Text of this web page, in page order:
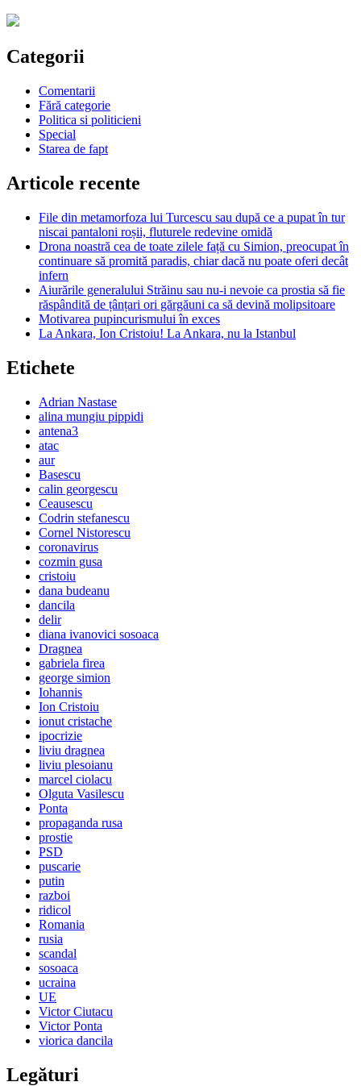
Categorii
Comentarii
Fără categorie
Politica si politicieni
Special
Starea de fapt
Articole recente
File din metamorfoza lui Turcescu sau după ce a pupat în tur
niscai pantaloni roșii, fluturele redevine omidă
Drona noastră cea de toate zilele față cu Simion, preocupat în
continuare să promită paradis, chiar dacă nu poate oferi decât
infern
Aiurările generalului Străinu sau nu-i nevoie ca prostia să fie
răspândită de țânțari ori gărgăuni ca să devină molipsitoare
Motivarea pupincurismului în exces
La Ankara, Ion Cristoiu! La Ankara, nu la Istanbul
Etichete
Adrian Nastase
alina mungiu pippidi
antena3
atac
aur
Basescu
calin georgescu
Ceausescu
Codrin stefanescu
Cornel Nistorescu
coronavirus
cozmin gusa
cristoiu
dana budeanu
dancila
delir
diana ivanovici sosoaca
Dragnea
gabriela firea
george simion
Iohannis
Ion Cristoiu
ionut cristache
ipocrizie
liviu dragnea
liviu plesoianu
marcel ciolacu
Olguta Vasilescu
Ponta
propaganda rusa
prostie
PSD
puscarie
putin
razboi
ridicol
Romania
rusia
scandal
sosoaca
ucraina
UE
Victor Ciutacu
Victor Ponta
viorica dancila
Legături